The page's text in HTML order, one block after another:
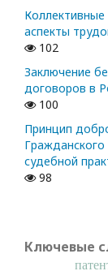
аспекты
102
Заключение
договоров в
100
Принцип
судебной
98
Ключевые